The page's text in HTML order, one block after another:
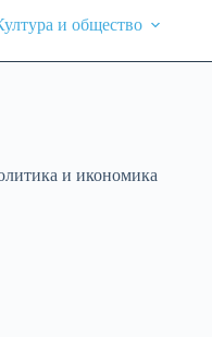
и общество
и икономика